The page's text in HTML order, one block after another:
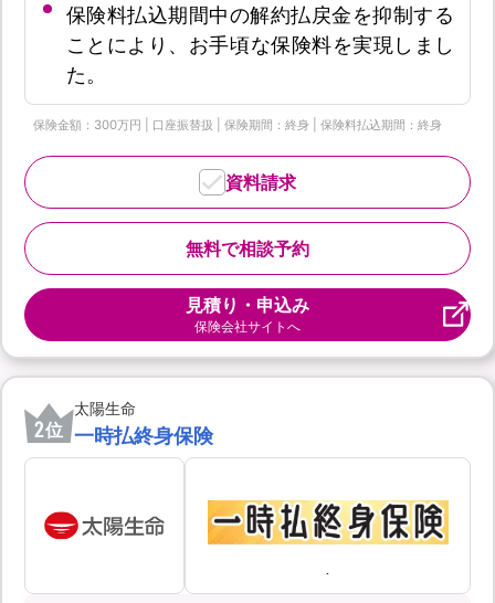
保険料払込期間中の解約払戻金を抑制する
ことにより、お手頃な保険料を実現しまし
た。
保険金額：300万円 | 口座振替扱 | 保険期間：終身 | 保険料払込期間：終身
無料で相談予約
資料請求
見積り・申込み
保険会社サイトへ
2位
太陽生命
一時払終身保険